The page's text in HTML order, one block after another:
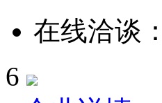
在线洽谈：
6